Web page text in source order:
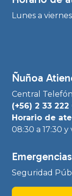
Lunes a
Ñuñoa
Central
(+56) 2 33
Horario de
08:30 a 17:30 y
Emergencias
Seguridad